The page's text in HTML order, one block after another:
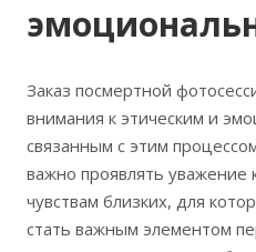
Заказ посмертной
внимания к этическим и
связанным с этим
важно проявлять
чувствам близких, для
стать важным элементом